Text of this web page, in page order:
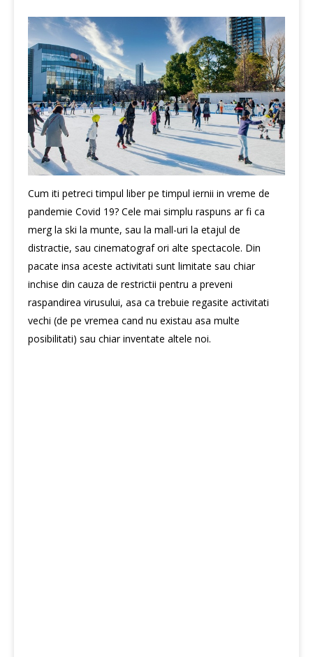
Cum iti petreci timpul liber pe timpul iernii in vreme de
pandemie Covid 19? Cele mai simplu raspuns ar fi ca
merg la ski la munte, sau la mall-uri la etajul de
distractie, sau cinematograf ori alte spectacole. Din
pacate insa aceste activitati sunt limitate sau chiar
inchise din cauza de restrictii pentru a preveni
raspandirea virusului, asa ca trebuie regasite activitati
vechi (de pe vremea cand nu existau asa multe
posibilitati) sau chiar inventate altele noi.